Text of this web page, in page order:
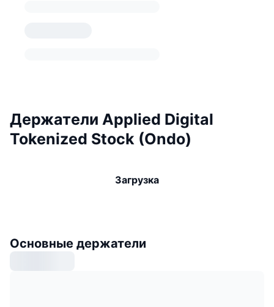
Держатели Applied Digital
Tokenized Stock (Ondo)
Загрузка
Основные держатели